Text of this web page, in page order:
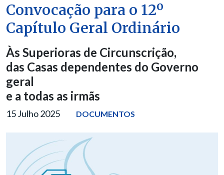
Convocação para o 12º
Capítulo Geral Ordinário
Às Superioras de Circunscrição,
das Casas dependentes do Governo
geral
e a todas as irmãs
15 Julho 2025 DOCUMENTOS